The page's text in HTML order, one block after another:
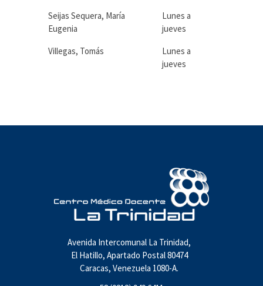
Seijas Sequera, María
Eugenia
Lunes a
jueves
Villegas, Tomás
Lunes a
jueves
Avenida Intercomunal La Trinidad,
El Hatillo, Apartado Postal 80474
Caracas, Venezuela 1080-A.